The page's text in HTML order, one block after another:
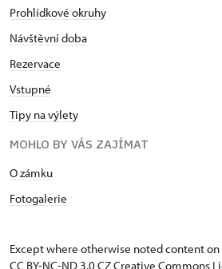
Prohlídkové okruhy
Návštěvní doba
Rezervace
Vstupné
Tipy na výlety
MOHLO BY VÁS ZAJÍMAT
O zámku
Fotogalerie
Except where otherwise noted content
CC BY-NC-ND 3.0 CZCreative Commons